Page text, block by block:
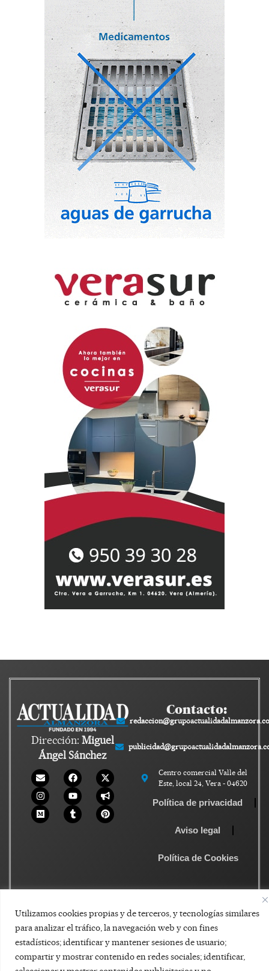
Utilizamos cookies propias y de terceros, y tecnologías similares
para analizar el tráfico, la navegación web y con fines
estadísticos; identificar y mantener sesiones de usuario;
compartir y mostrar contenido en redes sociales; identificar,
Dirección: Miguel
Ángel Sánchez
Contacto:
Centro comercial Valle del
Este, local 24, Vera - 04620
Política de privacidad
Aviso legal
Política de Cookies